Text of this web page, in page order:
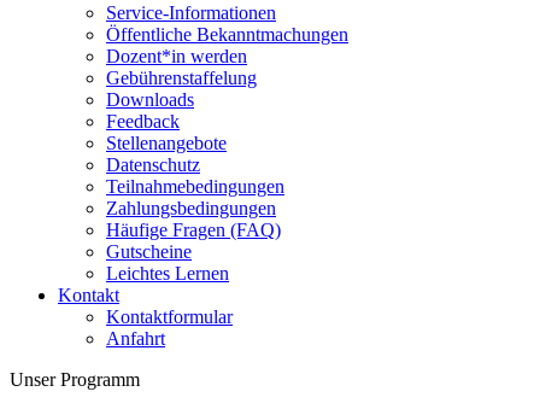
Service-Informationen
Öffentliche Bekanntmachungen
Dozent*in werden
Gebührenstaffelung
Downloads
Feedback
Stellenangebote
Datenschutz
Teilnahmebedingungen
Zahlungsbedingungen
Häufige Fragen (FAQ)
Gutscheine
Leichtes Lernen
Kontakt
Kontaktformular
Anfahrt
Unser Programm